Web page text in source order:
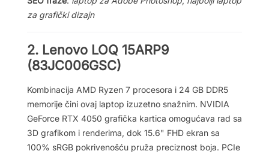
za grafički dizajn
2. Lenovo LOQ 15ARP9
(83JC006GSC)
Kombinacija AMD Ryzen 7 procesora i 24 GB DDR5
memorije čini ovaj laptop izuzetno snažnim. NVIDIA
GeForce RTX 4050 grafička kartica omogućava rad sa
3D grafikom i renderima, dok 15.6" FHD ekran sa
100% sRGB pokrivenošću pruža preciznost boja. PCIe